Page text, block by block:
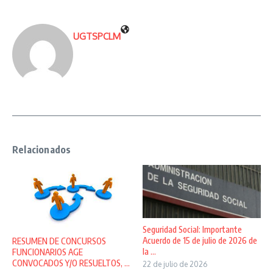
UGTSPCLM
Relacionados
RESUMEN DE CONCURSOS
FUNCIONARIOS AGE
CONVOCADOS Y/O RESUELTOS, ...
Seguridad Social: Importante
Acuerdo de 15 de julio de 2026 de
la ...
22 de julio de 2026